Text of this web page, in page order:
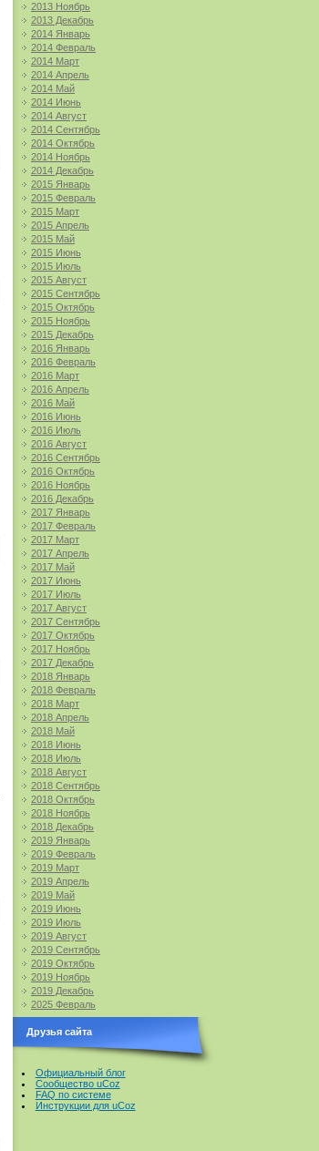
2013 Ноябрь
2013 Декабрь
2014 Январь
2014 Февраль
2014 Март
2014 Апрель
2014 Май
2014 Июнь
2014 Август
2014 Сентябрь
2014 Октябрь
2014 Ноябрь
2014 Декабрь
2015 Январь
2015 Февраль
2015 Март
2015 Апрель
2015 Май
2015 Июнь
2015 Июль
2015 Август
2015 Сентябрь
2015 Октябрь
2015 Ноябрь
2015 Декабрь
2016 Январь
2016 Февраль
2016 Март
2016 Апрель
2016 Май
2016 Июнь
2016 Июль
2016 Август
2016 Сентябрь
2016 Октябрь
2016 Ноябрь
2016 Декабрь
2017 Январь
2017 Февраль
2017 Март
2017 Апрель
2017 Май
2017 Июнь
2017 Июль
2017 Август
2017 Сентябрь
2017 Октябрь
2017 Ноябрь
2017 Декабрь
2018 Январь
2018 Февраль
2018 Март
2018 Апрель
2018 Май
2018 Июнь
2018 Июль
2018 Август
2018 Сентябрь
2018 Октябрь
2018 Ноябрь
2018 Декабрь
2019 Январь
2019 Февраль
2019 Март
2019 Апрель
2019 Май
2019 Июнь
2019 Июль
2019 Август
2019 Сентябрь
2019 Октябрь
2019 Ноябрь
2019 Декабрь
2025 Февраль
Друзья сайта
Официальный блог
Сообщество uCoz
FAQ по системе
Инструкции для uCoz